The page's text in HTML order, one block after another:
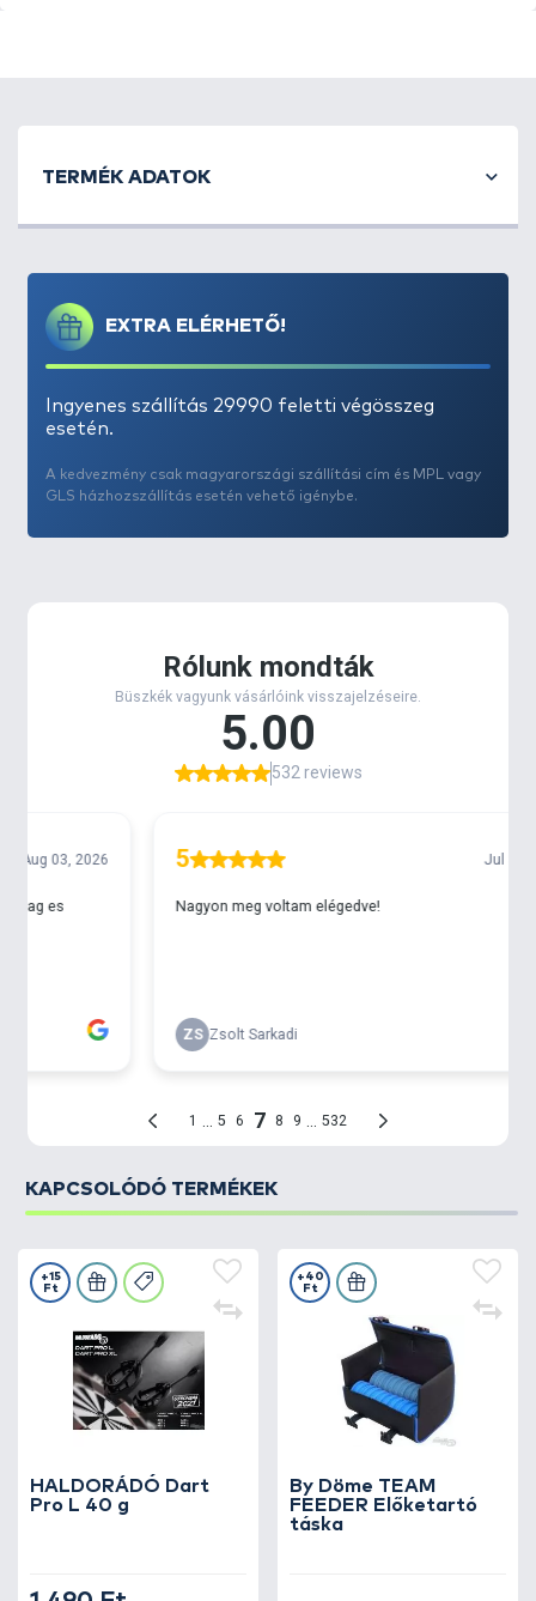
minőségi alapanyagok felhasználásával készült,
átmérőjű fonott zsinórra kötött, 12-es szakáll
előke, amely szorgos magyar kezek munkáját dicséri.
Pont olyan, amelyet mi is használunk, amelyet jó
szívvel ajánlunk!
EXTRA ELÉRHETŐ!
Ingyenes szállítás 29990 feletti végösszeg
esetén.
A kedvezmény csak magyarországi szállítási cím és MPL vagy
GLS házhozszállítás esetén vehető igénybe.
TERMÉK ADATOK
KAPCSOLÓDÓ TERMÉKEK
HALDORÁDÓ Dart
Pro L 40 g
+15
Ft
By Döme TEAM
FEEDER Előketartó
táska
+40
Ft